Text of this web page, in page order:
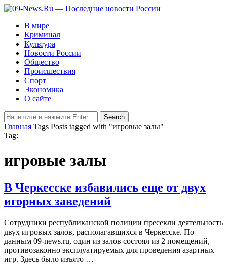
В мире
Криминал
Культура
Новости России
Общество
Происшествия
Спорт
Экономика
О сайте
Главная Tags Posts tagged with "игровые залы"
Tag:
игровые залы
В Черкесске избавились еще от двух
игорных заведений
Сотрудники республиканской полиции пресекли деятельность
двух игровых залов, располагавшихся в Черкесске. По
данным 09-news.ru, один из залов состоял из 2 помещений,
противозаконно эксплуатируемых для проведения азартных
игр. Здесь было изъято …